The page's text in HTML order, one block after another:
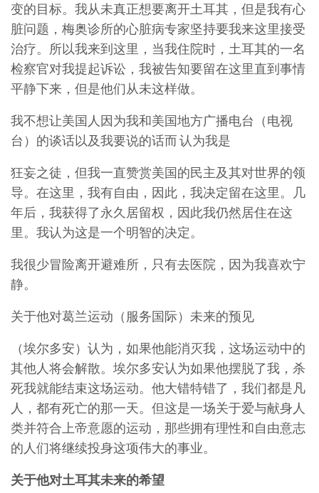
变的目标。我从未真正想要离开土耳其，但是我有心
脏问题，梅奥诊所的心脏病专家坚持要我来这里接受
治疗。所以我来到这里，当我住院时，土耳其的一名
检察官对我提起诉讼，我被告知要留在这里直到事情
平静下来，但是他们从未这样做。
我不想让美国人因为我和美国地方广播电台（电视
台）的谈话以及我要说的话而 认为我是
狂妄之徒，但我一直赞赏美国的民主及其对世界的领
导。在这里，我有自由，因此，我决定留在这里。几
年后，我获得了永久居留权，因此我仍然居住在这
里。我认为这是一个明智的决定。
我很少冒险离开避难所，只有去医院，因为我喜欢宁
静。
关于他对葛兰运动（服务国际）未来的预见
（埃尔多安）认为，如果他能消灭我，这场运动中的
其他人将会解散。埃尔多安认为如果他摆脱了我，杀
死我就能结束这场运动。他大错特错了，我们都是凡
人，都有死亡的那一天。但这是一场关于爱与献身人
类并符合上帝意愿的运动，那些拥有理性和自由意志
的人们将继续投身这项伟大的事业。
关于他对土耳其未来的希望